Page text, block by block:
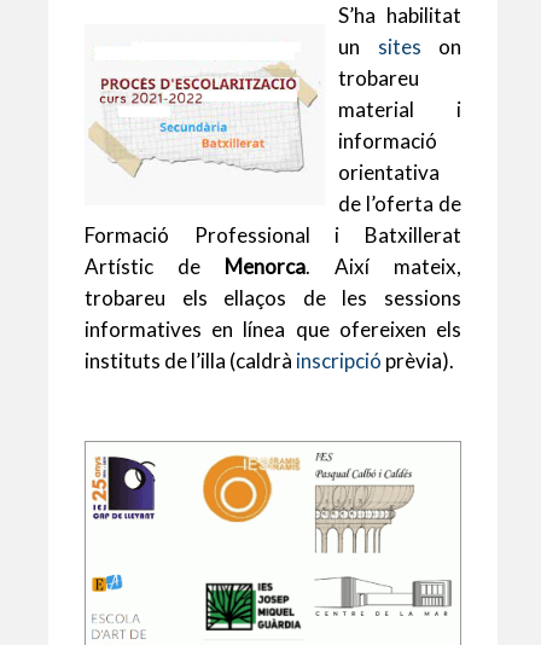
at
s
A
p
p
l
er
e
b
o
o
k
ai es
ky
m
te
ix
S’ha habilitat
un sites on
trobareu
material i
informació
orientativa
de l’oferta de
Formació Professional i Batxillerat
Artístic de Menorca. Així mateix,
trobareu els ellaços de les sessions
informatives en línea que ofereixen els
instituts de l’illa (caldrà inscripció prèvia).